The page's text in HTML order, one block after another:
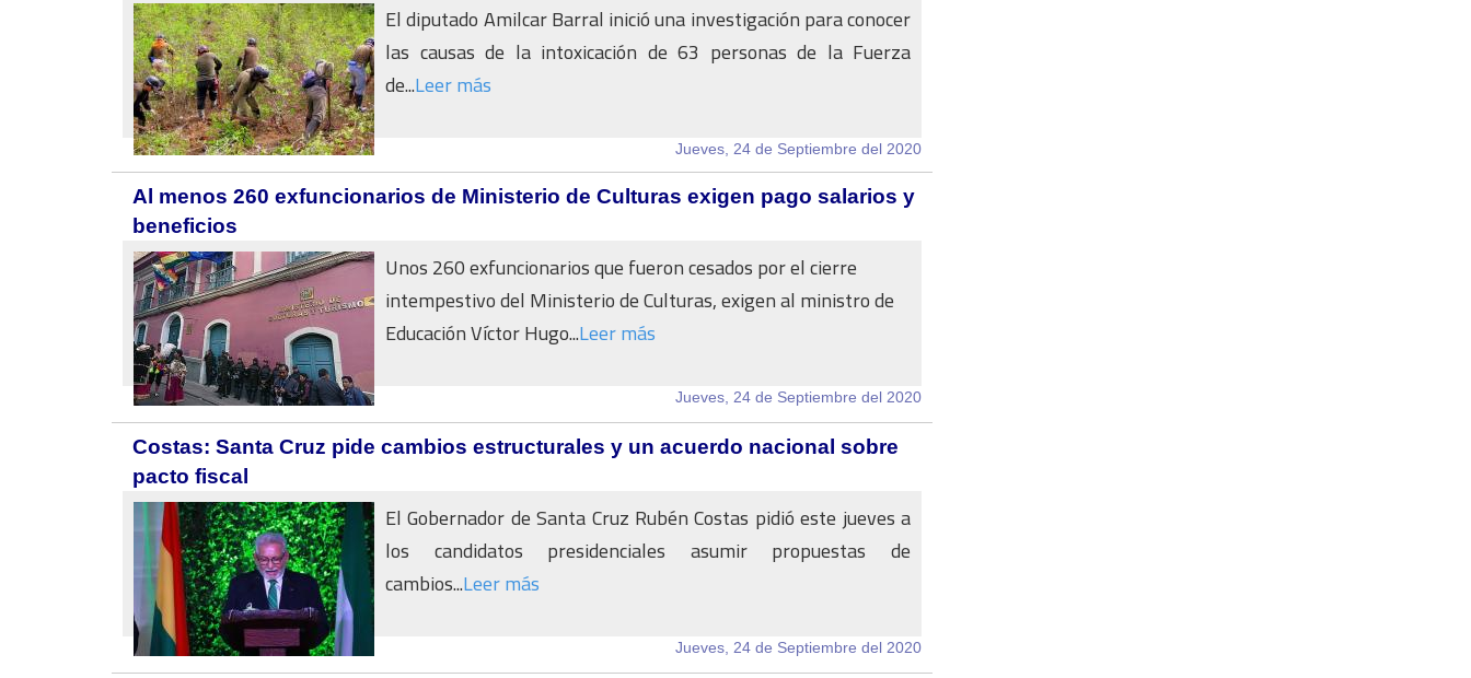
El diputado Amilcar Barral inició una investigación para conocer
las causas de la intoxicación de 63 personas de la Fuerza
de...Leer más
Jueves, 24 de Septiembre del 2020
Al menos 260 exfuncionarios de Ministerio de Culturas exigen pago salarios y
beneficios
Unos 260 exfuncionarios que fueron cesados por el cierre
intempestivo del Ministerio de Culturas, exigen al ministro de
Educación Víctor Hugo...Leer más
Jueves, 24 de Septiembre del 2020
Costas: Santa Cruz pide cambios estructurales y un acuerdo nacional sobre
pacto fiscal
El Gobernador de Santa Cruz Rubén Costas pidió este jueves a
los candidatos presidenciales asumir propuestas de
cambios...Leer más
Jueves, 24 de Septiembre del 2020